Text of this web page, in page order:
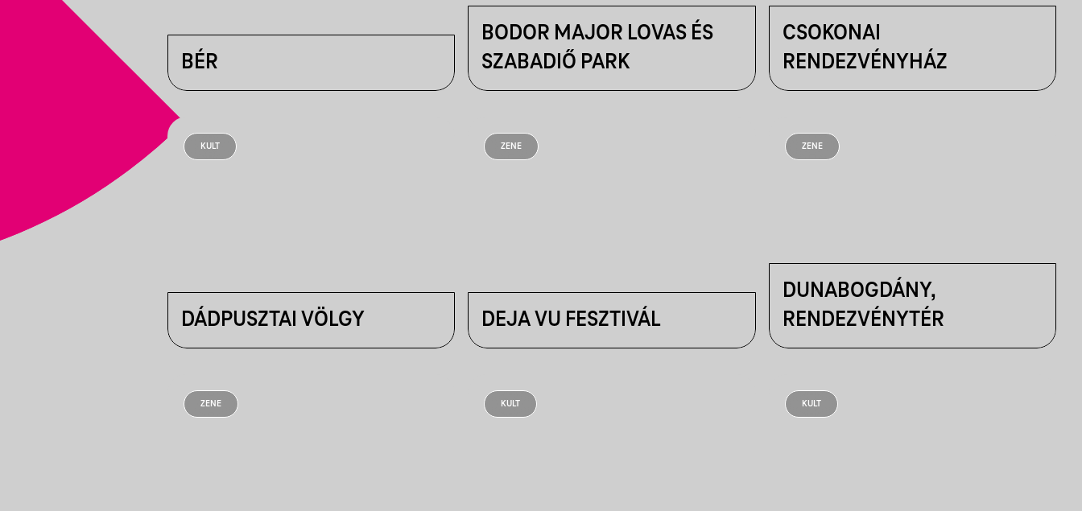
BÉR
BODOR MAJOR LOVAS ÉS
SZABADIŐ PARK
CSOKONAI
RENDEZVÉNYHÁZ
KULT
DÁDPUSZTAI VÖLGY
ZENE
DEJA VU FESZTIVÁL
ZENE
DUNABOGDÁNY,
RENDEZVÉNYTÉR
ZENE KULT KULT